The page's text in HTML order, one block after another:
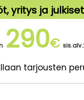
yritys ja
290€
tarjousten